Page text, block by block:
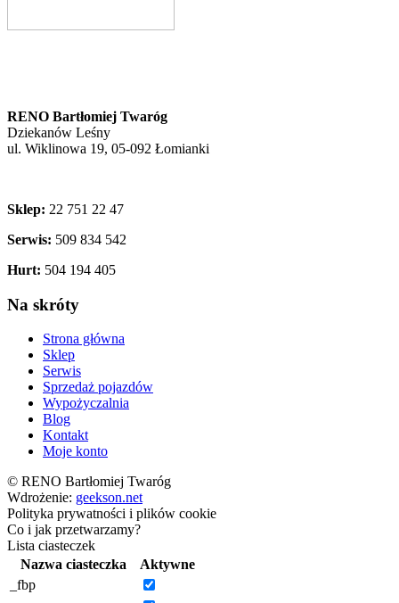
RENO Bartłomiej Twaróg
Dziekanów Leśny
ul. Wiklinowa 19, 05-092 Łomianki
Sklep: 22 751 22 47
Serwis: 509 834 542
Hurt: 504 194 405
Na skróty
Strona główna
Sklep
Serwis
Sprzedaż pojazdów
Wypożyczalnia
Blog
Kontakt
Moje konto
© RENO Bartłomiej Twaróg
Wdrożenie: geekson.net
Polityka prywatności i plików cookie
Co i jak przetwarzamy?
Lista ciasteczek
Nazwa ciasteczka
Aktywne
_fbp